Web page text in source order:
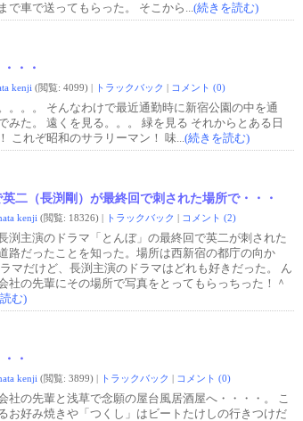
で車で送ってもらった。 そこから...(続きを読む)
・・
kenji (閲覧: 4099) | トラックバック | コメント (0)
。。。 そんなわけで最近通勤時に新宿公園の中を通
みた。 遠くを見る。。。 緑を見る それからとある日
これぞ昭和のサラリーマン！ 味...(続きを読む)
英二（長渕剛）が最終回で刺された場所で・・・
kenji (閲覧: 18326) | トラックバック | コメント (2)
渕主演のドラマ「とんぼ」の最終回で英二が刺された
路だったことを知った。場所は西新宿の都庁の向か
マだけど、長渕主演のドラマはどれも好きだった。 ん
社の先輩にその場所で写真をとってもらっちった！＾
む)
・
kenji (閲覧: 3899) | トラックバック | コメント (0)
社の先輩と浅草で念願の屋台風居酒屋へ・・・・。 こ
お好み焼きや「つくし」はビートたけしの行きつけだ